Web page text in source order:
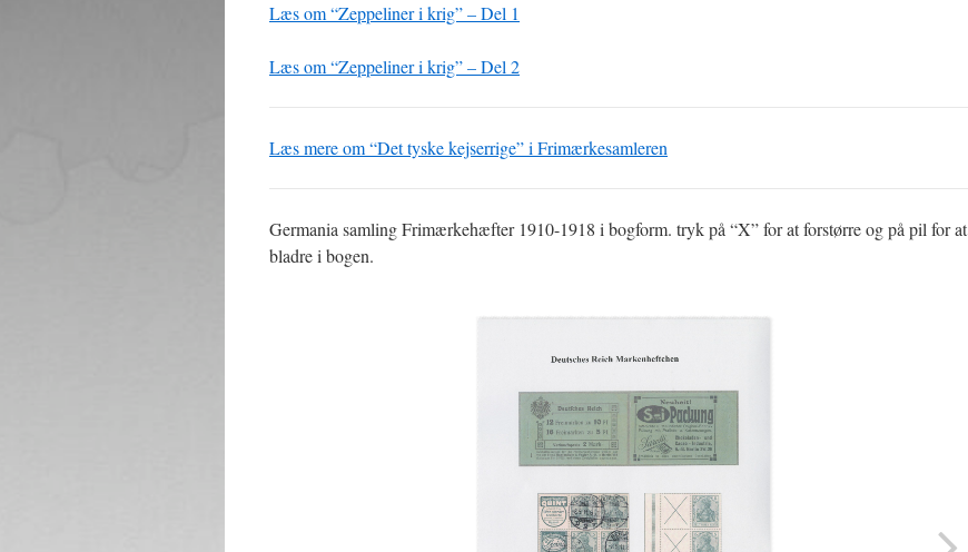
Læs om “Zeppeliner i krig” – Del 1
Læs om “Zeppeliner i krig” – Del 2
Læs mere om “Det tyske kejserrige” i Frimærkesamleren
Germania samling Frimærkehæfter 1910-1918 i bogform. tryk på “X” for at forstørre og på pil for at
bladre i bogen.